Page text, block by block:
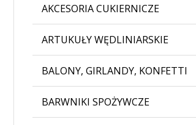
AKCESORIA CUKIERNICZE
ARTUKUŁY WĘDLINIARSKIE
BALONY, GIRLANDY, KONFETTI
BARWNIKI SPOŻYWCZE